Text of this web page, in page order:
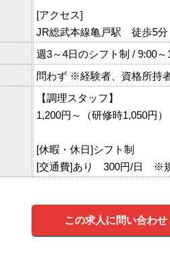
[アクセス]
JR総武本線亀戸駅 徒歩5分
週3～4日のシフト制 / 9:00～
問わず ※経験者、資格所持
【調理スタッフ】
1,200円～（研修時1,050円）
[休暇・休日]シフト制
[交通費]あり 300円/日 ※
この求人に問い合わ